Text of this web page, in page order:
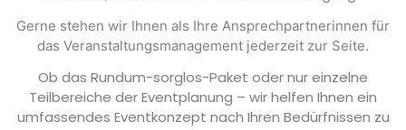
Gerne stehen wir Ihnen als Ihre Ansprechpartnerinnen für
das Veranstaltungsmanagement jederzeit zur Seite.
Ob das Rundum-sorglos-Paket oder nur einzelne
Teilbereiche der Eventplanung – wir helfen Ihnen ein
umfassendes Eventkonzept nach Ihren Bedürfnissen zu